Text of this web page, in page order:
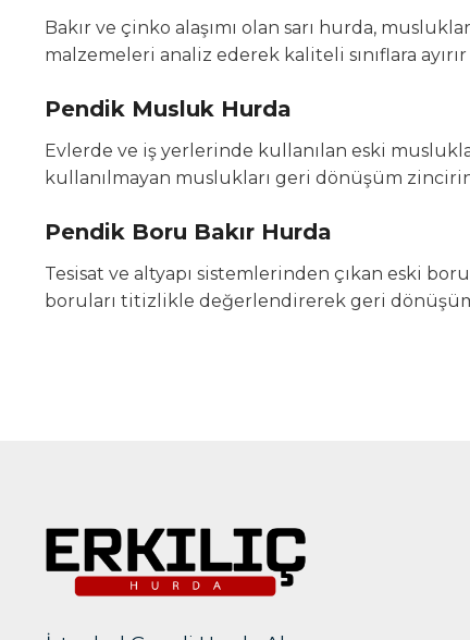
Bakır ve çinko alaşımı olan sarı hurda,
malzemeleri analiz ederek kaliteli sınıflara
Pendik Musluk Hurda
Evlerde ve iş yerlerinde kullanılan eski
kullanılmayan muslukları geri dönüşüm
Pendik Boru Bakır Hurda
Tesisat ve altyapı sistemlerinden çıkan eski
boruları titizlikle değerlendirerek geri